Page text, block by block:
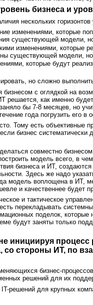
бизнеса и
нескольких
изменениями, которые
существующей модели,
изменениями, которые
существующей модели,
которые будут
но сложно
с оглядкой на
решается, как именно
бы 7-8 месяцев, но
года погрузить его в
Тому есть
бизнес
совместно
модель всего, в
бизнеса и ИТ,
Здесь же надо
модель воплощена в ИТ,
и качественнее будет
и тактическое
перекладывать
поделок,
будут заняты только
инициируя
со стороны ИТ, по
бизнес-
решений для их
решений для крупных